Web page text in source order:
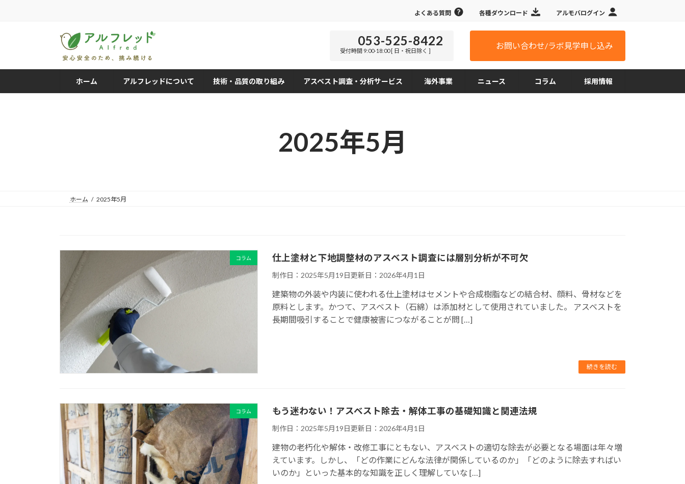
へ
キ
ョ
に
よくある質問 各種ダウンロード アルモバログイン
053-525-8422
受付時間 9:00-18:00 [ 日・祝日除く ]
お問い合わせ/ラボ見学申し込み
ホーム アルフレッドについて 技術・品質の取り組み アスベスト調査・分析サービス 海外事業 ニュース コラム 採用情報
2025年5月
ホーム 2025年5月
コラム 仕上塗材と下地調整材のアスベスト調査には層別分析が不可欠
制作日：2025年5月19日更新日：2026年4月1日
建築物の外装や内装に使われる仕上塗材はセメントや合成樹脂などの結合材、顔料、骨材などを
原料とします。かつて、アスベスト（石綿）は添加材として使用されていました。 アスベストを
長期間吸引することで健康被害につながることが問 […]
続きを読む
コラム もう迷わない！アスベスト除去・解体工事の基礎知識と関連法規
制作日：2025年5月19日更新日：2026年4月1日
建物の老朽化や解体・改修工事にともない、アスベストの適切な除去が必要となる場面は年々増
えています。しかし、「どの作業にどんな法律が関係しているのか」「どのように除去すればい
いのか」といった基本的な知識を正しく理解していな […]